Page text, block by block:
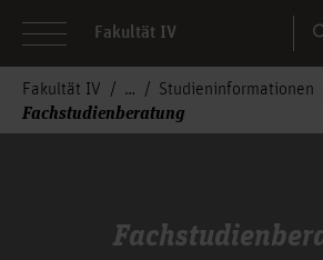
Fakultät IV
Fakultät IV Studieninformationen
Fachstudienberatung